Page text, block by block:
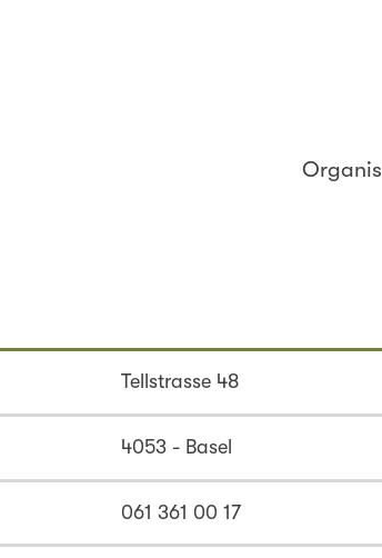
Tellstrasse 48
4053 - Basel
061 361 00 17